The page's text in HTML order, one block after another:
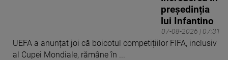
07-08-2026 | 07:31
președinția
lui Infantino
UEFA a anunțat joi că boicotul competițiilor FIFA, inclusiv
al Cupei Mondiale, rămâne în ...